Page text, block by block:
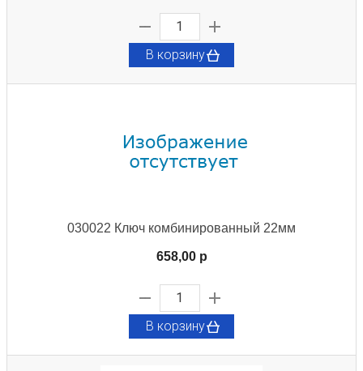
В корзину
030022 Ключ комбинированный 22мм
658,00 p
В корзину